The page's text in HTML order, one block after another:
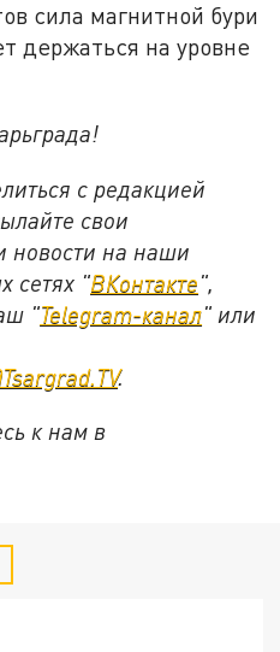
сила магнитной бури
держаться на уровне
с редакцией
свои
новости на наши
сетях "ВКонтакте",
"Telegram-канал" или
.
к нам в